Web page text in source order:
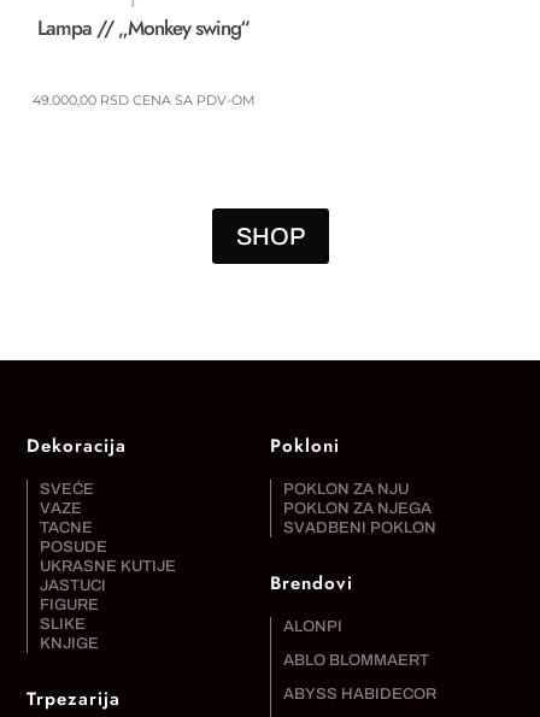
Lampa // „Monkey swing“
49.000,00 RSD CENA SA PDV-OM
SHOP
Dekoracija
SVEĆE
VAZE
TACNE
POSUDE
UKRASNE KUTIJE
JASTUCI
FIGURE
SLIKE
KNJIGE
Trpezarija
Pokloni
POKLON ZA NJU
POKLON ZA NJEGA
SVADBENI POKLON
Brendovi
ALONPI
ABLO BLOMMAERT
ABYSS HABIDECOR